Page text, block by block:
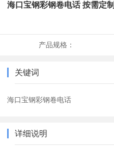
海口宝钢彩钢卷电话 按需定制
产品规格：
关键词
海口宝钢彩钢卷电话
详细说明